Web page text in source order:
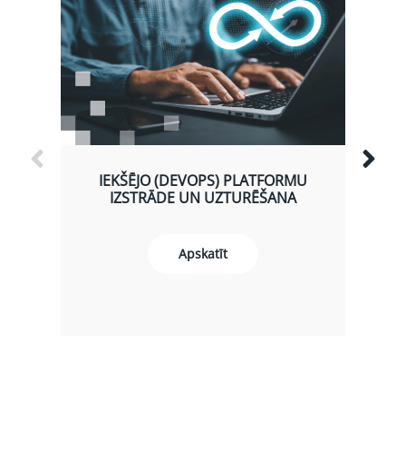
IEKŠĒJO (DEVOPS) PLATFORMU
IZSTRĀDE UN UZTURĒŠANA
Apskatīt